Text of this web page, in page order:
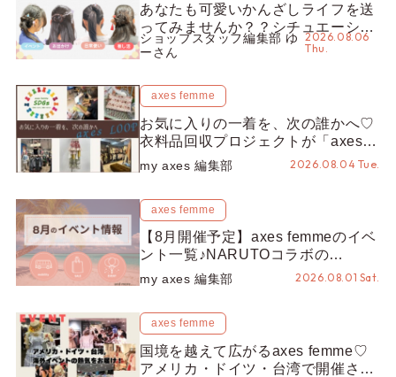
あなたも可愛いかんざしライフを送
ってみませんか？？シチュエーショ
ン別“かんざし”のオススメ【ショッ
プスタッフ編集部】
ショップスタッフ編集部 ゆ
ーさん
2026.08.06
Thu.
axes femme
お気に入りの一着を、次の誰かへ♡
衣料品回収プロジェクトが「axes
LOOP」にアップデート！活用する
とポイントが手に入る◎
my axes 編集部 2026.08.04 Tue.
axes femme
【8月開催予定】axes femmeのイベ
ント一覧♪NARUTOコラボの
REZEN POPUPから、プチYour
Stage.、ティーパーティまで！8月
my axes 編集部 2026.08.01 Sat.
axes femme
国境を越えて広がるaxes femme♡
アメリカ・ドイツ・台湾で開催され